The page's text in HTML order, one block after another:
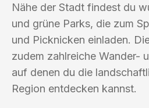
Nähe der Stadt findest du
und grüne Parks, die zum
und Picknicken einladen.
zudem zahlreiche Wander-
auf denen du die
Region entdecken kannst.